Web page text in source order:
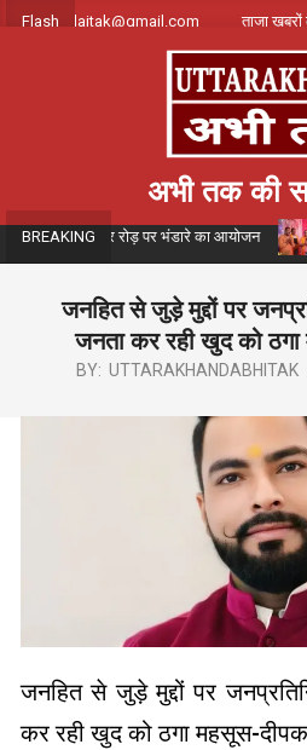
SkipFlash ताजा खबरों
अभी तक की
BREAKING
में जगजीतपुर रोड़ पर भंडारे का आयोजन
जनहित से जुड़े मुद्दों पर
जनता कर रही खुद को
BY: UTTARAKHANDABHITAK
जनहित से जुड़े मुद्दों पर
कर रही खुद को ठगा महसूस-